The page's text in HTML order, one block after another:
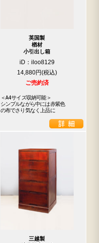
英国製
楢材
小引出し箱
iD：iloo8129
14,880円
ご売約済
＜A4サイズ収納可能＞
シンプルながら中には赤紫色
の布でさり気なく上品に
三越製